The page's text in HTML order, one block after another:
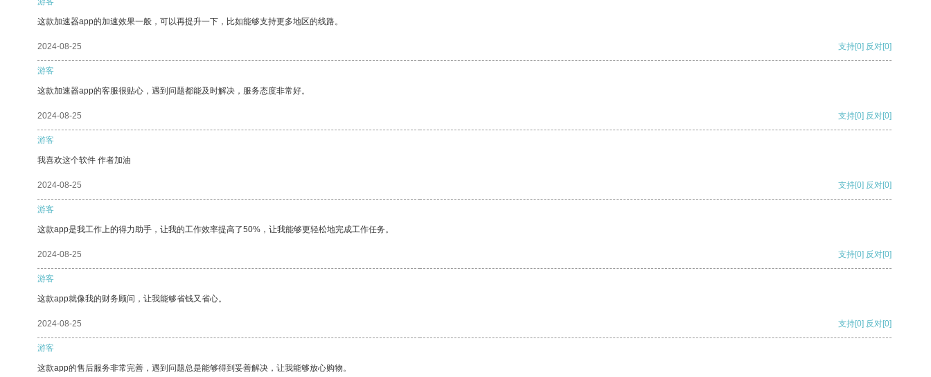
这款加速器app的加速效果一般，可以再提升一下，比如能够支持更多地区的线路。
2024-08-25 支持[0] 反对[0]
游客
这款加速器app的客服很贴心，遇到问题都能及时解决，服务态度非常好。
2024-08-25 支持[0] 反对[0]
游客
我喜欢这个软件 作者加油
2024-08-25 支持[0] 反对[0]
游客
这款app是我工作上的得力助手，让我的工作效率提高了50%，让我能够更轻松地完成工作任务。
2024-08-25 支持[0] 反对[0]
游客
这款app就像我的财务顾问，让我能够省钱又省心。
2024-08-25 支持[0] 反对[0]
游客
这款app的售后服务非常完善，遇到问题总是能够得到妥善解决，让我能够放心购物。